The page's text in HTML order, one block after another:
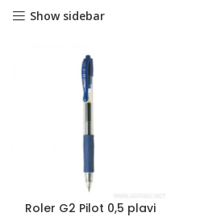
Show sidebar
Roler G2 Pilot 0,5 plavi